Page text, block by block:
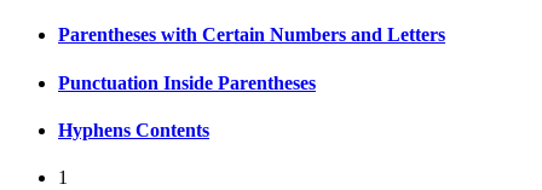
Parentheses with Certain Numbers and Letters
Punctuation Inside Parentheses
Hyphens Contents
1